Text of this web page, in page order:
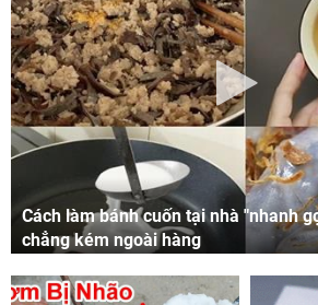
Cách làm bánh cuốn tại nhà "nhanh
chẳng kém ngoài hàng